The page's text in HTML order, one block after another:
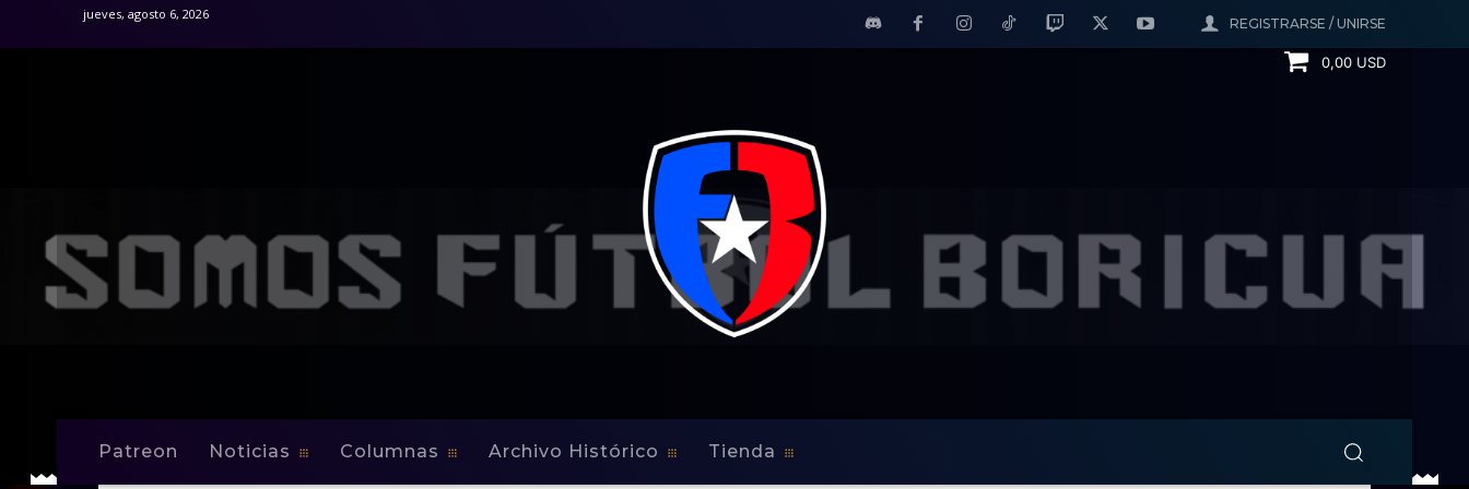
REGISTRARSE / UNIRSE
jueves, agosto 6, 2026
0,00 USD
Patreon Noticias Columnas Archivo Histórico Tienda